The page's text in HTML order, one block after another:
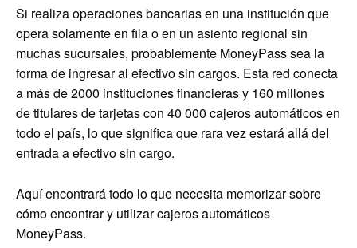
Si realiza operaciones bancarias en una institución que
opera solamente en fila o en un asiento regional sin
muchas sucursales, probablemente MoneyPass sea la
forma de ingresar al efectivo sin cargos. Esta red conecta
a más de 2000 instituciones financieras y 160 millones
de titulares de tarjetas con 40 000 cajeros automáticos en
todo el país, lo que significa que rara vez estará allá del
entrada a efectivo sin cargo.
Aquí encontrará todo lo que necesita memorizar sobre
cómo encontrar y utilizar cajeros automáticos
MoneyPass.